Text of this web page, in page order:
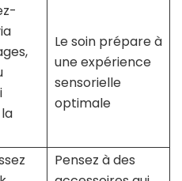
Le soin prépare à
une expérience
sensorielle
optimale
Pensez à des